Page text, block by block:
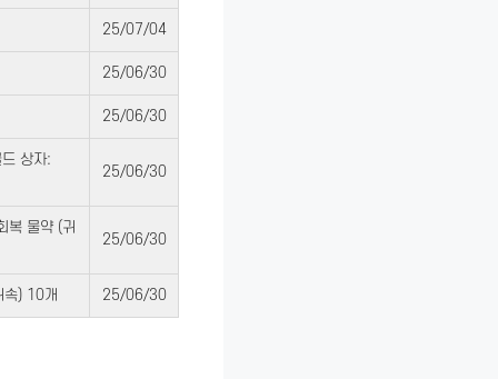
25/07/04
25/06/30
25/06/30
상자:
25/06/30
복 물약 (귀
25/06/30
속) 10개 25/06/30